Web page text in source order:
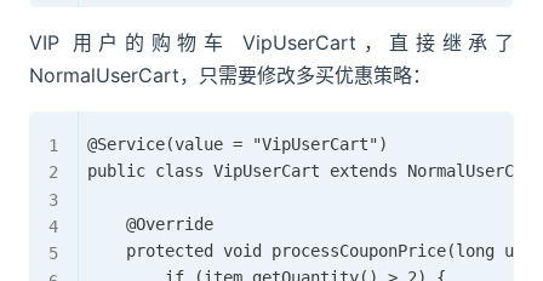
VIP 用户的购物车 VipUserCart，直接继承了
NormalUserCart，只需要修改多买优惠策略：
@Service(value = "VipUserCart")
public class VipUserCart extends
    @Override
protected void processCouponPrice(long
        if (item.getQuantity() > 2) {